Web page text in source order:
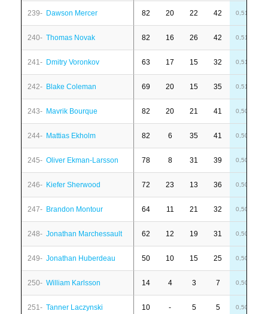
239- Dawson Mercer 82 20 22 42 0,51
240- Thomas Novak 82 16 26 42 0,51
241- Dmitry Voronkov 63 17 15 32 0,51
242- Blake Coleman 69 20 15 35 0,51
243- Mavrik Bourque 82 20 21 41 0,50
244- Mattias Ekholm 82 6 35 41 0,50
245- Oliver Ekman-Larsson 78 8 31 39 0,50
246- Kiefer Sherwood 72 23 13 36 0,50
247- Brandon Montour 64 11 21 32 0,50
248- Jonathan Marchessault 62 12 19 31 0,50
249- Jonathan Huberdeau 50 10 15 25 0,50
250- William Karlsson 14 4 3 7 0,50
251- Tanner Laczynski 10 - 5 5 0,50